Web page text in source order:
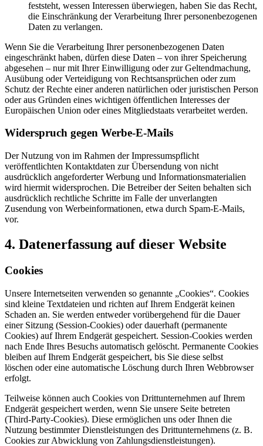
feststeht, wessen Interessen überwiegen, haben Sie das Recht,
die Einschränkung der Verarbeitung Ihrer personenbezogenen
Daten zu verlangen.
Wenn Sie die Verarbeitung Ihrer personenbezogenen Daten
eingeschränkt haben, dürfen diese Daten – von ihrer Speicherung
abgesehen – nur mit Ihrer Einwilligung oder zur Geltendmachung,
Ausübung oder Verteidigung von Rechtsansprüchen oder zum
Schutz der Rechte einer anderen natürlichen oder juristischen Person
oder aus Gründen eines wichtigen öffentlichen Interesses der
Europäischen Union oder eines Mitgliedstaats verarbeitet werden.
Widerspruch gegen Werbe-E-Mails
Der Nutzung von im Rahmen der Impressumspflicht
veröffentlichten Kontaktdaten zur Übersendung von nicht
ausdrücklich angeforderter Werbung und Informationsmaterialien
wird hiermit widersprochen. Die Betreiber der Seiten behalten sich
ausdrücklich rechtliche Schritte im Falle der unverlangten
Zusendung von Werbeinformationen, etwa durch Spam-E-Mails,
vor.
4. Datenerfassung auf dieser Website
Cookies
Unsere Internetseiten verwenden so genannte „Cookies“. Cookies
sind kleine Textdateien und richten auf Ihrem Endgerät keinen
Schaden an. Sie werden entweder vorübergehend für die Dauer
einer Sitzung (Session-Cookies) oder dauerhaft (permanente
Cookies) auf Ihrem Endgerät gespeichert. Session-Cookies werden
nach Ende Ihres Besuchs automatisch gelöscht. Permanente Cookies
bleiben auf Ihrem Endgerät gespeichert, bis Sie diese selbst
löschen oder eine automatische Löschung durch Ihren Webbrowser
erfolgt.
Teilweise können auch Cookies von Drittunternehmen auf Ihrem
Endgerät gespeichert werden, wenn Sie unsere Seite betreten
(Third-Party-Cookies). Diese ermöglichen uns oder Ihnen die
Nutzung bestimmter Dienstleistungen des Drittunternehmens (z. B.
Cookies zur Abwicklung von Zahlungsdienstleistungen).